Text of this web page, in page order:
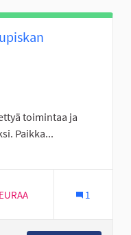
toimintaa ja
Paikka...
Seinäjoki
SEURAAJAA 1